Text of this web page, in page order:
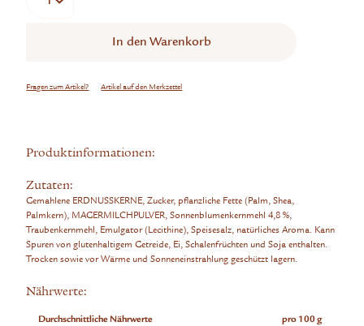
In den Warenkorb
Fragen zum Artikel? Artikel auf den Merkzettel
Produktinformationen:
Zutaten:
Gemahlene ERDNUSSKERNE, Zucker, pflanzliche Fette (Palm, Shea,
Palmkern), MAGERMILCHPULVER, Sonnenblumenkernmehl 4,8 %,
Traubenkernmehl, Emulgator (Lecithine), Speisesalz, natürliches Aroma. Kann
Spuren von glutenhaltigem Getreide, Ei, Schalenfrüchten und Soja enthalten.
Trocken sowie vor Wärme und Sonneneinstrahlung geschützt lagern.
Nährwerte:
Durchschnittliche Nährwerte pro 100 g